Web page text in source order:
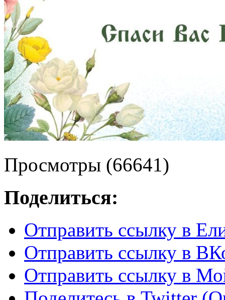
Просмотры (66641)
Поделиться:
Отправить ссылку в
Отправить ссылку в
Отправить ссылку в